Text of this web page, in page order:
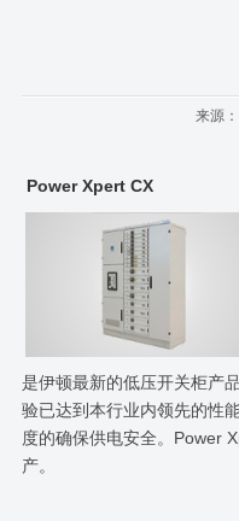
来源
Power Xpert CX
是伊顿最新的低压开关柜产
验已达到本行业内领先的性
度的确保供电安全。Power
产。